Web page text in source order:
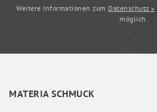
Weitere Informationen zum Datenschutz »
möglich.
MATERIA SCHMUCK